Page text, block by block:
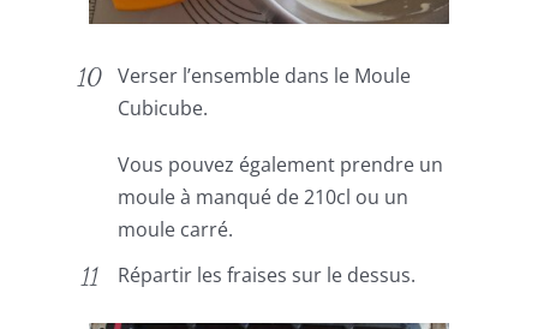
Verser l’ensemble dans le Moule
Cubicube.
Vous pouvez également prendre un
moule à manqué de 210cl ou un
moule carré.
Répartir les fraises sur le dessus.